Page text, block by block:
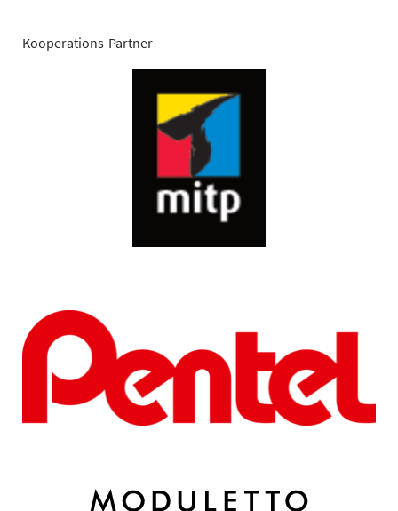
Kooperations-Partner